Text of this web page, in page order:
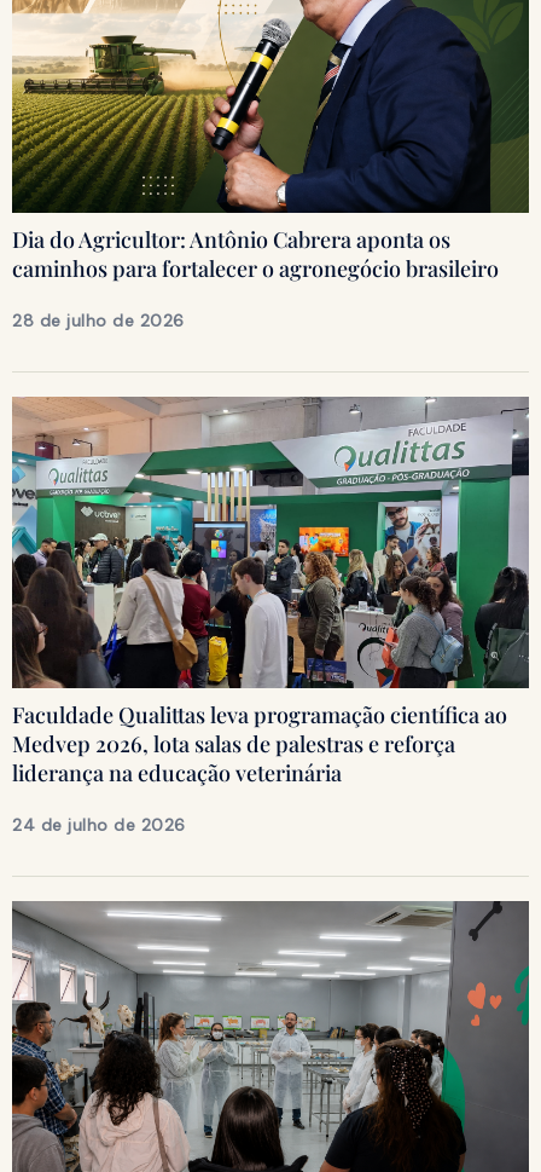
Dia do Agricultor: Antônio Cabrera aponta os
caminhos para fortalecer o agronegócio brasileiro
28 de julho de 2026
Faculdade Qualittas leva programação científica ao
Medvep 2026, lota salas de palestras e reforça
liderança na educação veterinária
24 de julho de 2026